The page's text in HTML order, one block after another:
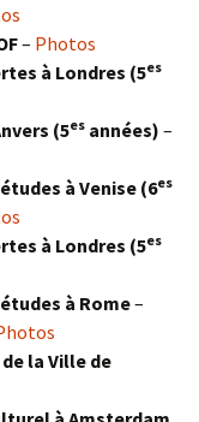
– Photos
à Londres (5es
(5es années) –
à Venise (6es
à Londres (5es
à Rome–
la Ville de